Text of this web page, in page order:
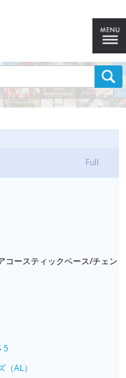
Full
コースティックベース/チェン
5
AL）